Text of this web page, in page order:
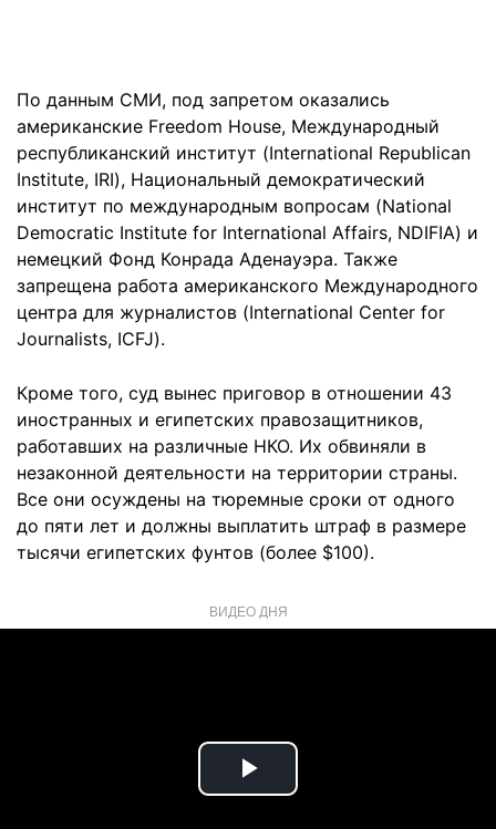
По данным СМИ, под запретом оказались
американские Freedom House, Международный
республиканский институт (International Republican
Institute, IRI), Национальный демократический
институт по международным вопросам (National
Democratic Institute for International Affairs, NDIFIA) и
немецкий Фонд Конрада Аденауэра. Также
запрещена работа американского Международного
центра для журналистов (International Center for
Journalists, ICFJ).
Кроме того, суд вынес приговор в отношении 43
иностранных и египетских правозащитников,
работавших на различные НКО. Их обвиняли в
незаконной деятельности на территории страны.
Все они осуждены на тюремные сроки от одного
до пяти лет и должны выплатить штраф в размере
тысячи египетских фунтов (более $100).
ВИДЕО ДНЯ
Play